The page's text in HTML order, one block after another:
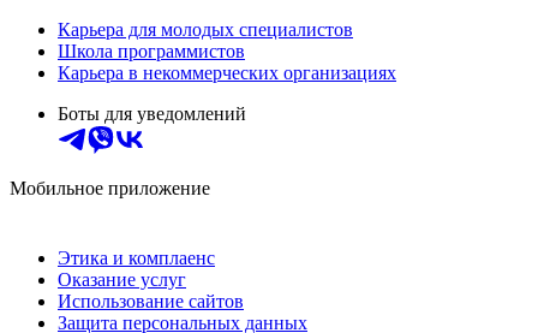
Карьера для молодых специалистов
Школа программистов
Карьера в некоммерческих организациях
Боты для уведомлений
Мобильное приложение
Этика и комплаенс
Оказание услуг
Использование сайтов
Защита персональных данных